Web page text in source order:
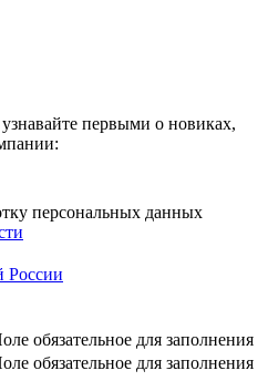
первыми о новиках,
персональных данных
России
обязательное для заполнения
обязательное для заполнения